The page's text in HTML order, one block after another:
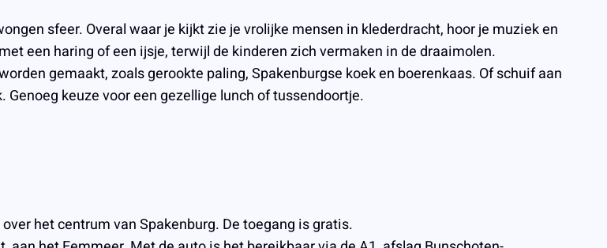
sfeer. Overal waar je kijkt zie je vrolijke mensen in klederdracht, hoor je muziek en
een haring of een ijsje, terwijl de kinderen zich vermaken in de draaimolen.
gemaakt, zoals gerookte paling, Spakenburgse koek en boerenkaas. Of schuif aan
keuze voor een gezellige lunch of tussendoortje.
het centrum van Spakenburg. De toegang is gratis.